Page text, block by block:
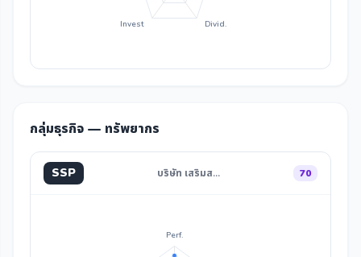
Divid.
Invest
กลุ่มธุรกิจ — ทรัพยากร
SSP บริษัท เสริมส… 70
Perf.